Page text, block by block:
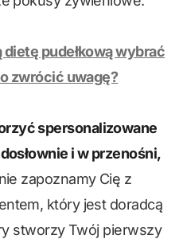
dietę pudełkową wybrać
zwrócić uwagę?
spersonalizowane
i w przenośni,
zapoznamy Cię z
który jest doradcą
stworzy Twój pierwszy